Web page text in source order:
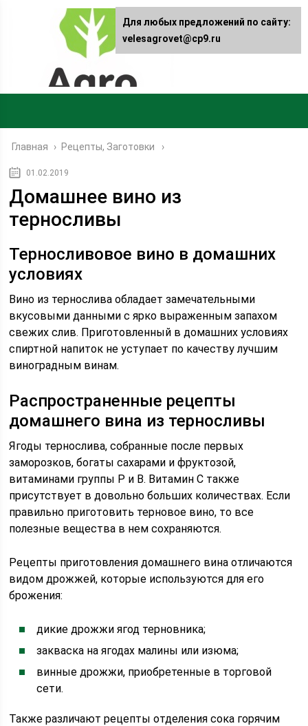
Главная › Рецепты, Заготовки
01.02.2019
Домашнее вино из
терносливы
Терносливовое вино в домашних
условиях
Вино из тернослива обладает замечательными
вкусовыми данными с ярко выраженным запахом
свежих слив. Приготовленный в домашних условиях
спиртной напиток не уступает по качеству лучшим
виноградным винам.
Распространенные рецепты
домашнего вина из терносливы
Ягоды тернослива, собранные после первых
заморозков, богаты сахарами и фруктозой,
витаминами группы P и B. Витамин C также
присутствует в довольно больших количествах. Если
правильно приготовить терновое вино, то все
полезные вещества в нем сохраняются.
Рецепты приготовления домашнего вина отличаются
видом дрожжей, которые используются для его
брожения:
дикие дрожжи ягод терновника;
закваска на ягодах малины или изюма;
винные дрожжи, приобретенные в торговой
сети.
Также различают рецепты отделения сока горячим
Для любых предложений по сайту:
velesagrovet@cp9.ru